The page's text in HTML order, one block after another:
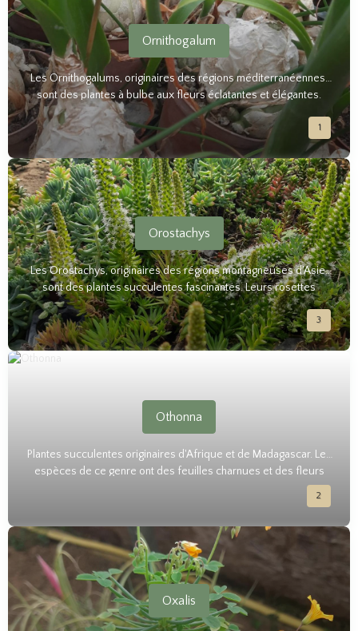
Ornithogalum
Les Ornithogalums, originaires des régions méditerranéennes,
sont des plantes à bulbe aux fleurs éclatantes et élégantes.
Faciles à cultiver et résistants.
1
Orostachys
Les Orostachys, originaires des régions montagneuses d'Asie,
sont des plantes succulentes fascinantes. Leurs rosettes
compactes de feuilles charnues forment des motifs
géométriques saisissants. Résistants et peu exigeants, les
Orostachys sont idéal pour les amateurs de plantes.
3
Othonna
Plantes succulentes originaires d'Afrique et de Madagascar. Les
espèces de ce genre ont des feuilles charnues et des fleurs
jaunes, orange ou blanches rappelant des marguerites.
2
Oxalis